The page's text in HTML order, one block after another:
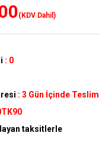
(KDV Dahil)
: 0
: 3 Gün İçinde Teslim
taksitlerle